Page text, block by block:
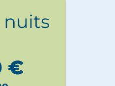
nuits
€